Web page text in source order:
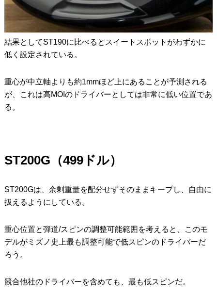
結果としてST190に比べるとスイートスポットがわずかに
低く設定されている。
重心が中立軸よりも約1mmほど上にあることが予測される
が、これは高MOIのドライバーとしては非常に低い位置であ
る。
ST200G （499ドル）
ST200Gは、余剰重量を配分せずそのままキープし、自由に
扱えるようにしている。
重心位置と弾道/スピンの調整可能範囲を考えると、このモ
デルがミズノ史上最も調整可能で低スピンのドライバーだ
ろう。
競合他社のドライバーを含めても、最も低スピンだ。